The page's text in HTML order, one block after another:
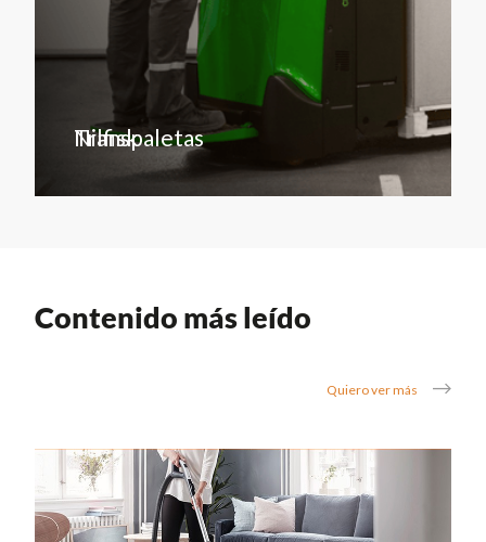
Transpaletas
Nilfisk
Contenido más leído
Quiero ver más